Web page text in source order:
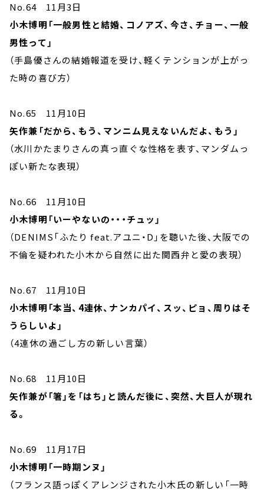
No.64 11月3日
小木博明「一般男性と結婚、コノアズ、今さ、チョー、一般
男性って」
（手島優さんの結婚報道を受け、軽くテンションが上がっ
た時の喜び方）
No.65 11月10日
矢作兼「だから、もう、マンニム見えないんだよ、もう」
（水川かたまりさんの真っ直ぐな性格を表す、マンダムっ
ぽい新たな表現）
No.66 11月10日
小木博明「いーやないの・・・チュッ」
（DENIMS「ふたり feat.アユニ・D」を聴いた後、大阪での
不倫を疑われた小木から自然に出た関西弁と愛の表現）
No.67 11月10日
小木博明「本当、4連休、ナンカパイ、スッ、ピョ、周りはそ
うらしいよ」
（4連休の過ごし方の新しい言葉）
No.68 11月10日
矢作兼が「箸」を「はち」と読んだ後に、突然、大巨人が現れ
る。
No.69 11月17日
小木博明「一時期ンヌ」
（フランス語っぽくアレンジされた小木氏の新しい「一時